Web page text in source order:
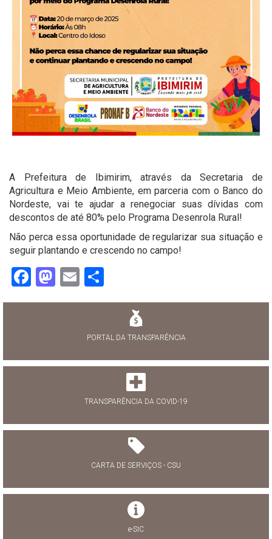
A Prefeitura de Ibimirim, através da Secretaria de
Agricultura e Meio Ambiente, em parceria com o Banco do
Nordeste, vai te ajudar a renegociar suas dívidas com
descontos de até 80% pelo Programa Desenrola Rural!
Não perca essa oportunidade de regularizar sua situação e
seguir plantando e crescendo no campo!
Facebook
Mastodon
Email
PORTAL DA TRANSPARÊNCIA
TRANSPARÊNCIA DA COVID-19
CARTA DE SERVIÇOS - CSU
e-SIC